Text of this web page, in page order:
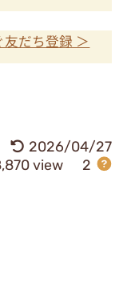
だち登録 ＞
2026/04/27
view
2